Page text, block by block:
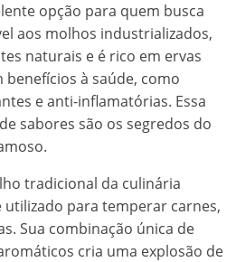
opção para quem busca
aos molhos industrializados,
naturais e é rico em ervas
à saúde, como
e anti-inflamatórias. Essa
sabores são os segredos do
tradicional da culinária
para temperar carnes,
Sua combinação única de
cria uma explosão de